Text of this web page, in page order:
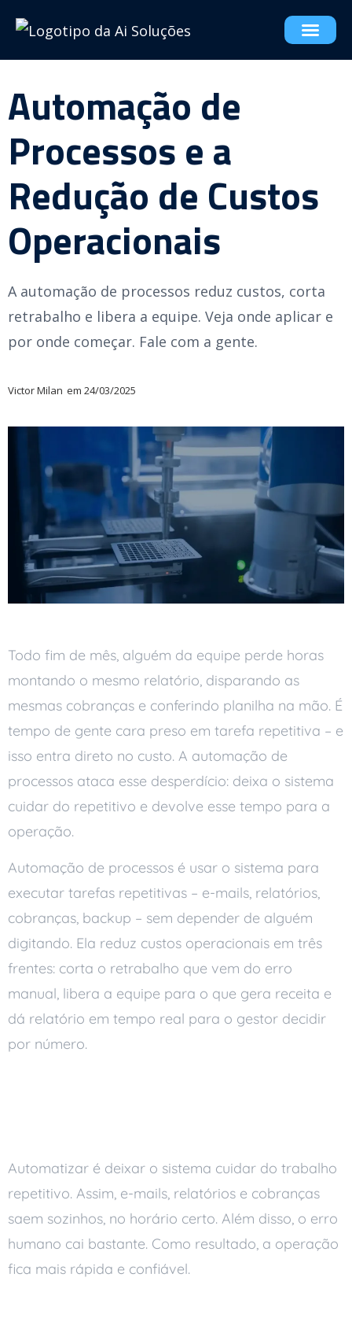
Automação de
Processos e a
Redução de Custos
Operacionais
A automação de processos reduz custos, corta
retrabalho e libera a equipe. Veja onde aplicar e
por onde começar. Fale com a gente.
Victor Milan em 24/03/2025
Todo fim de mês, alguém da equipe perde horas
montando o mesmo relatório, disparando as
mesmas cobranças e conferindo planilha na mão. É
tempo de gente cara preso em tarefa repetitiva – e
isso entra direto no custo. A automação de
processos ataca esse desperdício: deixa o sistema
cuidar do repetitivo e devolve esse tempo para a
operação.
Automação de processos é usar o sistema para
executar tarefas repetitivas – e-mails, relatórios,
cobranças, backup – sem depender de alguém
digitando. Ela reduz custos operacionais em três
frentes: corta o retrabalho que vem do erro
manual, libera a equipe para o que gera receita e
dá relatório em tempo real para o gestor decidir
por número.
Automatizar é deixar o sistema cuidar do trabalho
repetitivo. Assim, e-mails, relatórios e cobranças
saem sozinhos, no horário certo. Além disso, o erro
humano cai bastante. Como resultado, a operação
fica mais rápida e confiável.